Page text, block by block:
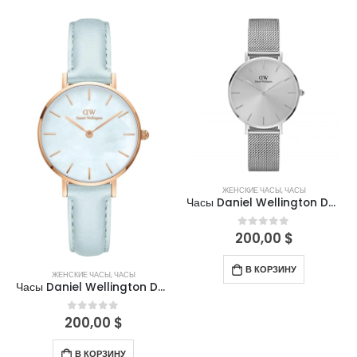
ЖЕНСКИЕ ЧАСЫ,ЧАСЫ
Часы Daniel Wellington DW00100635
0out of 5
200,00 $
В КОРЗИНУ
ЖЕНСКИЕ ЧАСЫ,ЧАСЫ
Часы Daniel Wellington DW00100468
0out of 5
200,00 $
В КОРЗИНУ